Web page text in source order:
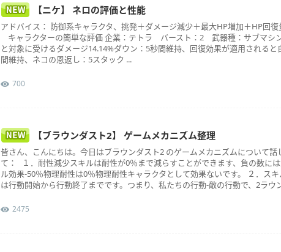
【ニケ】 ネロの評価と性能
アドバイス： 防御系キャラクタ、挑発＋ダメージ減少＋最大HP増加＋HP回
キャラクターの簡単な評価 企業：テトラ バースト：2 武器種：サブマシ
と対象に受けるダメージ14.14%ダウン：5秒間維持、回復効果が適用される
間維持、ネコの恩返し：5スタック ...
700
【ブラウンダスト2】 ゲームメカニズム整理
皆さん、こんにちは。今日はブラウンダスト2 のゲームメカニズムについて
て： １．耐性減少スキルは耐性が0％まで減らすことができます、負の数に
ル効果-50％物理耐性は0％物理耐性キャラクタとして効果ないです。 ２．ス
は行動開始から行動終了までです。つまり、私たちの行動-敵の行動で、2ラウ
2475